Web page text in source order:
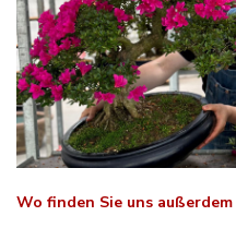
Wo finden Sie uns außerdem